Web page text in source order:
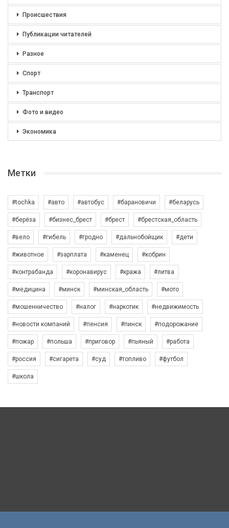
Происшествия
Публикации читателей
Разное
Спорт
Транспорт
Фото и видео
Экономика
Метки
#tochka #авто #автобус #барановичи #беларусь
#берёза #бизнес_брест #брест #брестская_область
#вело #гибель #гродно #дальнобойщик #дети
#животное #зарплата #каменец #кобрин
#контрабанда #коронавирус #кража #литва
#медицина #минск #минская_область #мото
#мошенничество #налог #наркотик #недвижимость
#новости компаний #пенсия #пинск #подорожание
#пожар #польша #приговор #пьяный #работа
#россия #сигарета #суд #топливо #футбол
#школа